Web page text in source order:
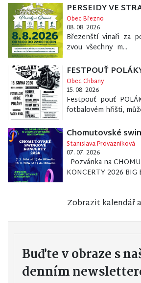
PERSEIDY VE
Obec Březno
08. 08. 2026
Březenští vinaři za
zvou všechny m...
FESTPOUŤ
Obec Chbany
15. 08. 2026
Festpouť pouť
fotbalovém hřišti,
Chomutovské
Stanislava Provazníková
07. 07. 2026
Pozvánka na
KONCERTY 2026 BIG
Zobrazit kalendář
Buďte v obraze s
denním